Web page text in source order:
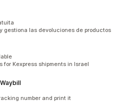
gestiona las devoluciones de productos
for Kexpress shipments in Israel
number and print it